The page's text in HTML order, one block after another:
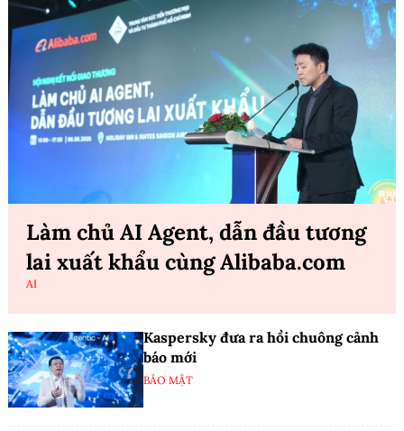
Làm chủ AI Agent, dẫn đầu tương
lai xuất khẩu cùng Alibaba.com
AI
Kaspersky đưa ra hồi chuông cảnh
báo mới
BẢO MẬT